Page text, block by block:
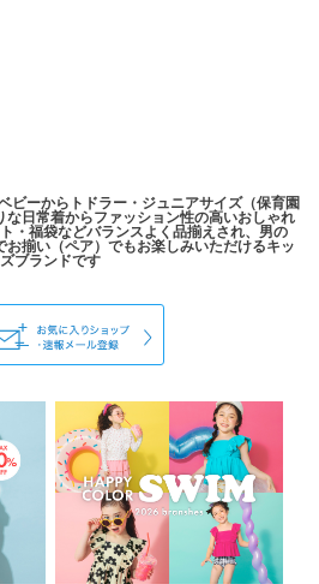
ーからトドラー・ジュニアサイズ（保育園
な日常着からファッション性の高いおしゃれ
・福袋などバランスよく品揃えされ、男の
揃い（ペア）でもお楽しみいただけるキッ